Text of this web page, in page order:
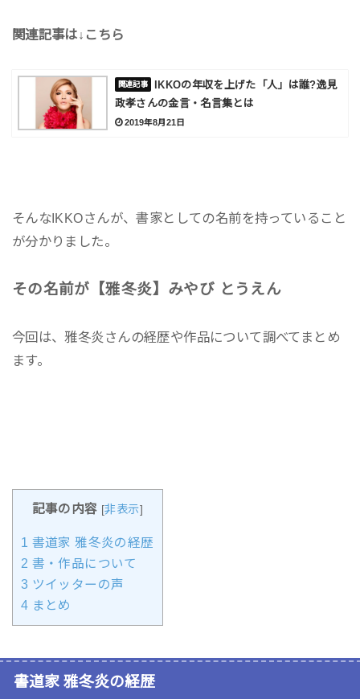
関連記事は↓こちら
IKKOの年収を上げた「人」は誰?逸見
政孝さんの金言・名言集とは
2019年8月21日
そんなIKKOさんが、書家としての名前を持っていること
が分かりました。
その名前が【雅冬炎】みやび とうえん
今回は、雅冬炎さんの経歴や作品について調べてまとめ
ます。
記事の内容 [非表示]
1 書道家 雅冬炎の経歴
2 書・作品について
3 ツイッターの声
4 まとめ
書道家 雅冬炎の経歴